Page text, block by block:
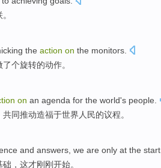
。
the action on the monitors
了个旋转的动作。
on an agenda for the world's people
共同推动造福于世界 人民的议程。
and answers we are only at the start
础 ，这才刚刚开始。